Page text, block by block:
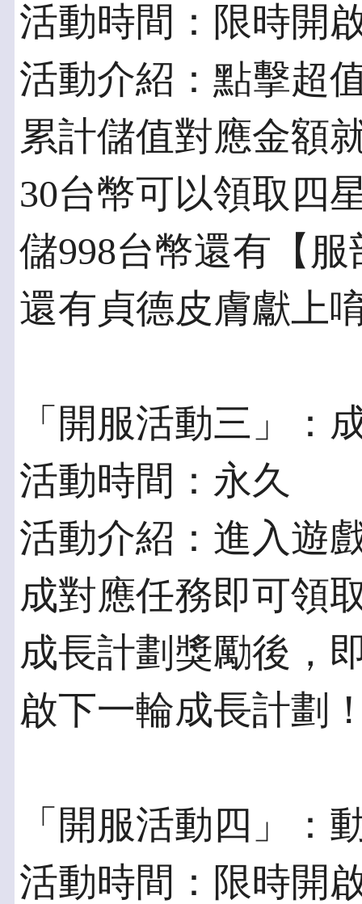
活動時間：限時開
活動介紹：點擊超
累計儲值對應金額
30台幣可以領取四
儲998台幣還有【
還有貞德皮膚獻上
「開服活動三」：
活動時間：永久
活動介紹：進入遊
成對應任務即可領
成長計劃獎勵後，
啟下一輪成長計劃
「開服活動四」：
活動時間：限時開